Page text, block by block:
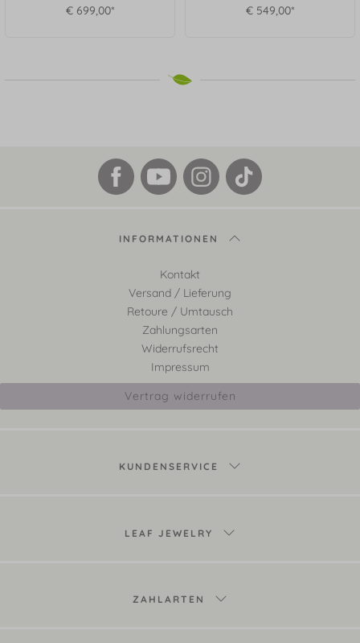
€ 699,00*
€ 549,00*
INFORMATIONEN
Kontakt
Versand / Lieferung
Retoure / Umtausch
Zahlungsarten
Widerrufsrecht
Impressum
Vertrag widerrufen
KUNDENSERVICE
LEAF JEWELRY
ZAHLARTEN